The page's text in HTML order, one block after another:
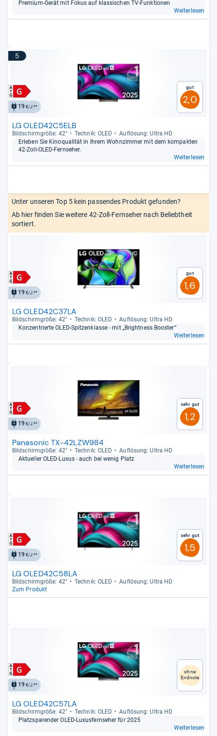
Pre­mium-​Gerät mit Fokus auf klas­si­schen TV-​Funk­tio­nen
Weiterlesen
5
19 €/J.**
Gut
2,0
LG OLED42C5ELB
Bild­schirm­größe: 42" Tech­nik: OLED
Auf­lö­sung: Ultra HD
Erle­ben Sie Kino­qua­li­tät in Ihrem Wohn­zim­mer mit dem kom­pak­ten
42-​Zoll-​OLED-​Fern­se­her.
Weiterlesen
Unter unseren Top 5 kein passendes Produkt gefunden?
Ab hier finden Sie weitere 42-Zoll-Fernseher nach Beliebtheit
sortiert.
19 €/J.**
Gut
1,6
LG OLED42C37LA
Bild­schirm­größe: 42" Tech­nik: OLED
Auf­lö­sung: Ultra HD
Kon­zen­trierte OLED-​Spit­zen­klasse -​ mit „Bright­ness Boos­ter“
Weiterlesen
19 €/J.**
Sehr gut
1,2
Panasonic TX-42LZW984
Bild­schirm­größe: 42" Tech­nik: OLED
Auf­lö­sung: Ultra HD
Aktu­el­ler OLED-​Luxus -​ auch bei wenig Platz
Weiterlesen
19 €/J.**
Sehr gut
1,5
LG OLED42C58LA
Bild­schirm­größe: 42" Tech­nik: OLED
Auf­lö­sung: Ultra HD
Zum Produkt
19 €/J.**
ohne
Endnote
LG OLED42C57LA
Bild­schirm­größe: 42" Tech­nik: OLED
Auf­lö­sung: Ultra HD
Platz­spa­ren­der OLED-​Luxus­fern­se­her für 2025
Weiterlesen